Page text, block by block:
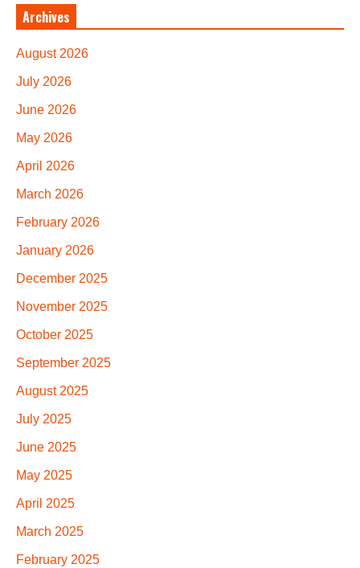
Archives
August 2026
July 2026
June 2026
May 2026
April 2026
March 2026
February 2026
January 2026
December 2025
November 2025
October 2025
September 2025
August 2025
July 2025
June 2025
May 2025
April 2025
March 2025
February 2025